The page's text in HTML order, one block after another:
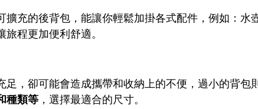
擴充的後背包，能讓你輕鬆加掛各式配件，例如：
程更加便利舒適。
足，卻可能會造成攜帶和收納上的不便，過小的背
種類等 ，選擇最適合的尺寸。